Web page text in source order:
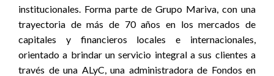
institucionales. Forma parte de Grupo Mariva, con una
trayectoria de más de 70 años en los mercados de
capitales y financieros locales e internacionales,
orientado a brindar un servicio integral a sus clientes a
través de una ALyC, una administradora de Fondos en